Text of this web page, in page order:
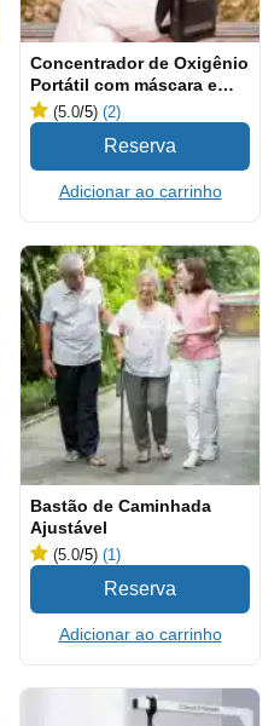
Concentrador de Oxigênio
Portátil com máscara e
cânula
(5.0/5) (2)
Adicionar ao carrinho
Bastão de Caminhada
Ajustável
(5.0/5) (1)
Adicionar ao carrinho